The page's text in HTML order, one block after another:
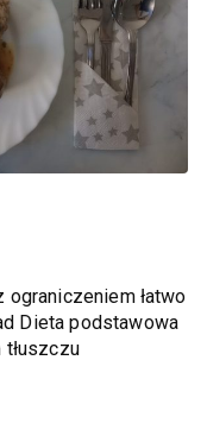
łatwo
Dieta podstawowa
tłuszczu